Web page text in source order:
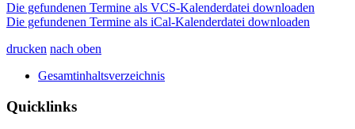
Die gefundenen Termine als VCS-Kalenderdatei downloaden
Die gefundenen Termine als iCal-Kalenderdatei downloaden
drucken nach oben
Gesamtinhaltsverzeichnis
Quicklinks